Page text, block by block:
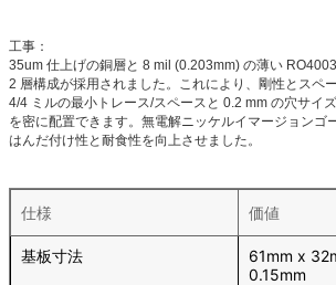
工事：
35um 仕上げの銅層と 8 mil (0.203mm) の薄い
2 層構成が採用されました。これにより、剛性とスペ
4/4 ミルの最小トレース/スペースと 0.2 mm の穴サイ
を密に配置できます。無電解ニッケルイマージョンゴ
はんだ付け性と耐食性を向上させました。
仕様 価値
基板寸法
61mm x
0.15mm